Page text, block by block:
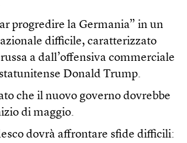
progredire la Germania” in un
difficile, caratterizzato
a dall’offensiva commerciale
Donald Trump.
che il nuovo governo dovrebbe
di maggio.
dovrà affrontare sfide difficili: